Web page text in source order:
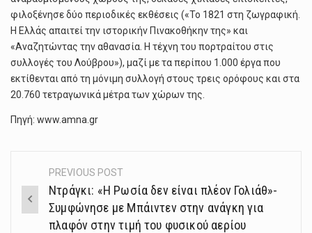
φιλοξένησε δύο περιοδικές εκθέσεις («Το 1821 στη ζωγραφική.
Η Ελλάς απαιτεί την ιστορικήν Πινακοθήκην της» και
«Αναζητώντας την αθανασία. Η τέχνη του πορτραίτου στις
συλλογές του Λούβρου»), μαζί με τα περίπου 1.000 έργα που
εκτίθενται από τη μόνιμη συλλογή στους τρεις ορόφους και στα
20.760 τετραγωνικά μέτρα των χώρων της.
Πηγή: www.amna.gr
Post
navigation
PREVIOUS POST
Ντράγκι: «Η Ρωσία δεν είναι πλέον Γολιάθ»-
Συμφώνησε με Μπάιντεν στην ανάγκη για
πλαφόν στην τιμή του φυσικού αερίου